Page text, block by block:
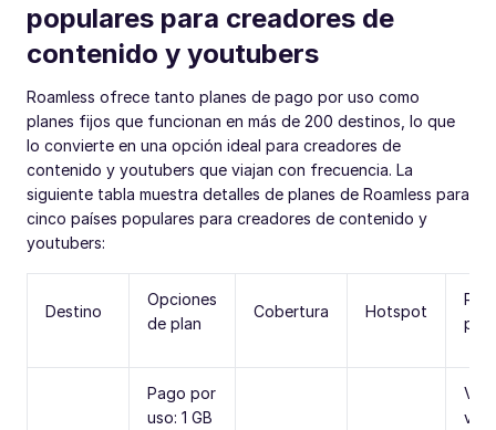
populares para creadores de
contenido y youtubers
Roamless ofrece tanto planes de pago por uso como
planes fijos que funcionan en más de 200 destinos, lo que
lo convierte en una opción ideal para creadores de
contenido y youtubers que viajan con frecuencia. La
siguiente tabla muestra detalles de planes de Roamless para
cinco países populares para creadores de contenido y
youtubers:
Destino
Opciones
de plan
Cobertura Hotspot
para
Pago por
uso: 1 GB